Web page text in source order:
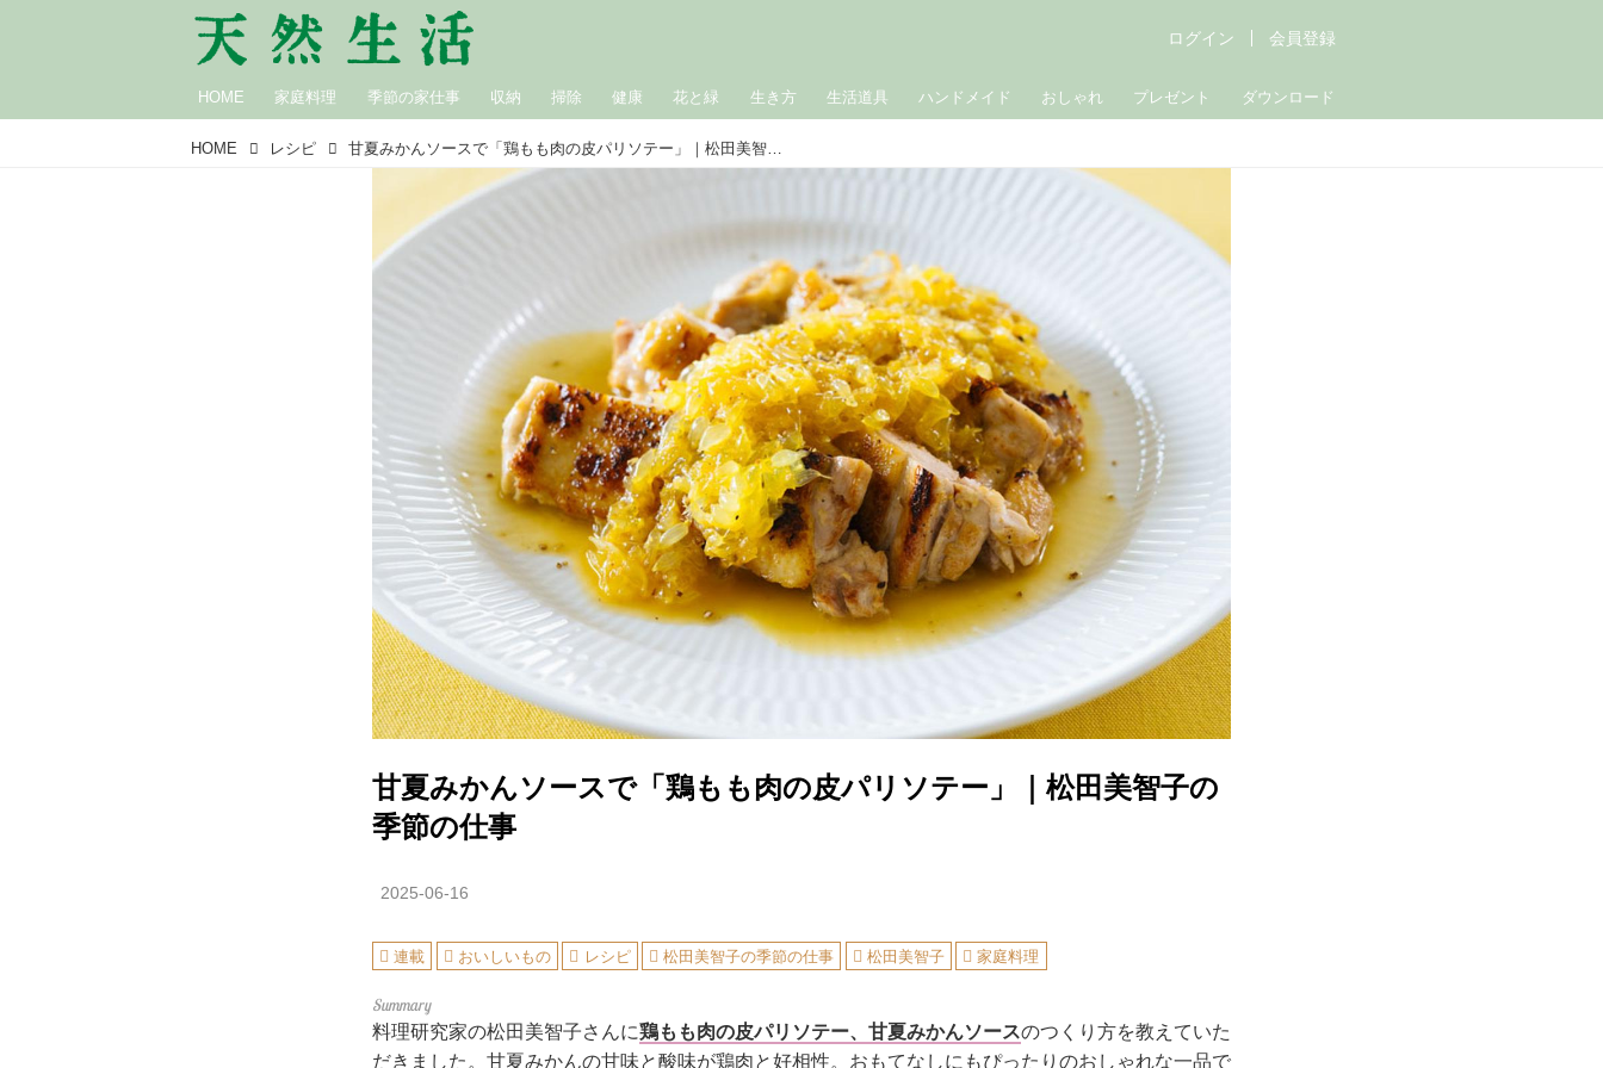
HOME 家庭料理 季節の家仕事 収納 掃除 健康 花と緑 生き方 生活道具 ハンドメイド おしゃれ プレゼント ダウンロード
ログイン 会員登録
HOME レシピ 甘夏みかんソースで「鶏もも肉の皮パリソテー」｜松田美智子の季節の仕事
甘夏みかんソースで「鶏もも肉の皮パリソテー」｜松田美智子の
季節の仕事
2025-06-16
連載 おいしいもの レシピ 松田美智子の季節の仕事 松田美智子 家庭料理
料理研究家の松田美智子さんに鶏もも肉の皮パリソテー、甘夏みかんソースのつくり方を教えていた
だきました。甘夏みかんの甘味と酸味が鶏肉と好相性。おもてなしにもぴったりのおしゃれな一品で